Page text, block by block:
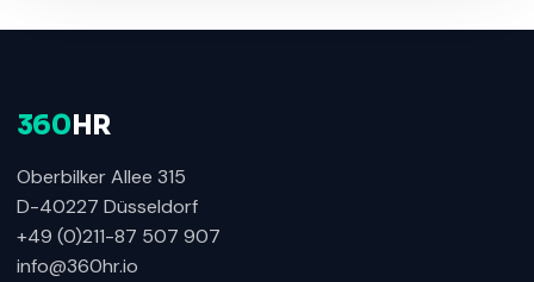
360 HR
Oberbilker Allee 315
D-40227 Düsseldorf
+49 (0)211-87 507 907
info@360hr.io